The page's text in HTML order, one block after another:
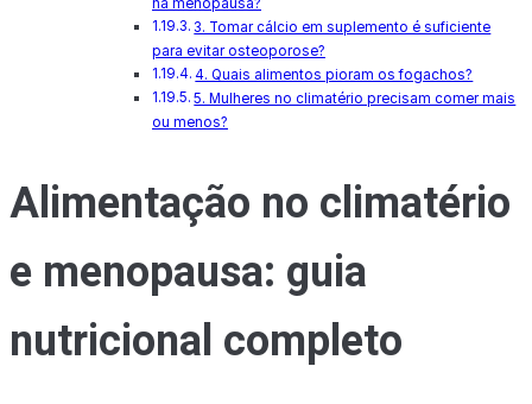
3. Tomar cálcio em suplemento é suficiente
para evitar osteoporose?
4. Quais alimentos pioram os fogachos?
5. Mulheres no climatério precisam comer mais
ou menos?
Alimentação no climatério
e menopausa: guia
nutricional completo